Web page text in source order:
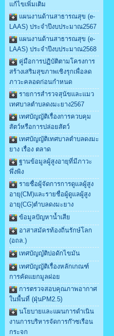
แก้ไขเพิ่มเติม
แผนงานด้านสาธารณสุข (e-
LAAS) ประจำปีงบประมาณ2567
แผนงานด้านสาธารณสุข (e-
LAAS) ประจำปีงบประมาณ2568
คู่มือการปฏิบัติตามโครงการ
สร้างเสริมสุขภาพเชิงรุกเพื่อลด
ภาวะคลอดก่อนกำหนด
รายการสำรวจสุนัขและแมว
เทศบาลตำบลดงมะยาง2567
เทศบัญญัติเรื่องการควบคุม
สัตว์หรือการปล่อยสัตว์
เทศบัญญัติเทศบาลตำบลดงมะ
ยาง เรื่อง ตลาด
ฐานข้อมูลผู้สูงอายุที่มีภาวะ
พึ่งพิง
รายชื่อผู้จัดการการดูแลผู้สูง
อายุ(CM)และรายชื่อผู้ดูแลผู้สูง
อายุ(CG)ตำบลดงมะยาง
ข้อมูลปัญหาน้ำเสีย
อาสาสมัครท้องถิ่นรักษ์โลก
(อถล.)
เทศบัญญํติบ่อดักไขมัน
เทศบัญญัติเรื่องหลักเกณฑ์
การคัดแยกมูลฝอย
การตรวจสอบคุณภาพอากาศ
ในพื้นที่ (ฝุ่นPM2.5)
นโยบายและแผนการดำเนิน
งานการบริหารจัดการก๊าซเรือน
กระจก